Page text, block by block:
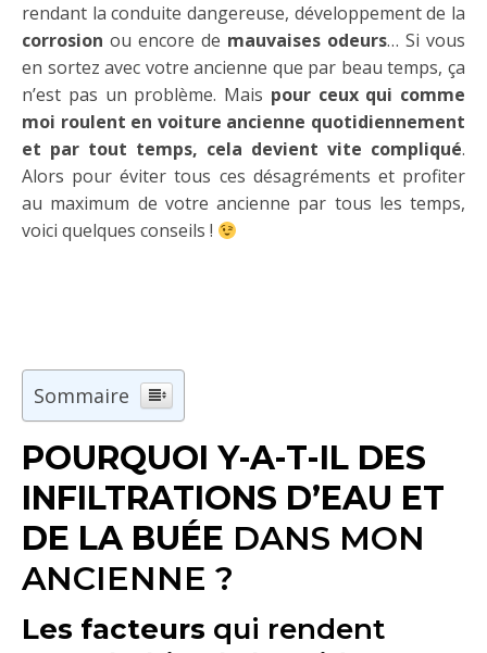
rendant la conduite dangereuse, développement de la
corrosion ou encore de mauvaises odeurs… Si vous
en sortez avec votre ancienne que par beau temps, ça
n’est pas un problème. Mais pour ceux qui comme
moi roulent en voiture ancienne quotidiennement
et par tout temps, cela devient vite compliqué.
Alors pour éviter tous ces désagréments et profiter
au maximum de votre ancienne par tous les temps,
voici quelques conseils !
Sommaire
POURQUOI Y-A-T-IL DES
INFILTRATIONS D’EAU ET
DE LA BUÉE DANS MON
ANCIENNE ?
Les facteurs qui rendent